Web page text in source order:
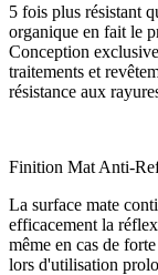
5 fois plus résistant
organique en fait le
Conception
traitements et
résistance aux
Finition Mat Anti-
La surface mate
efficacement la
même en cas de
lors d'utilisation